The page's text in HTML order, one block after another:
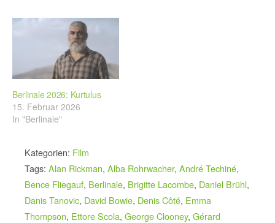
Berlinale 2026: Kurtulus
15. Februar 2026
In "Berlinale"
Kategorien: Film
Tags: Alan Rickman, Alba Rohrwacher, André Techiné,
Bence Fliegauf, Berlinale, Brigitte Lacombe, Daniel Brühl,
Danis Tanovic, David Bowie, Denis Côté, Emma
Thompson, Ettore Scola, George Clooney, Gérard